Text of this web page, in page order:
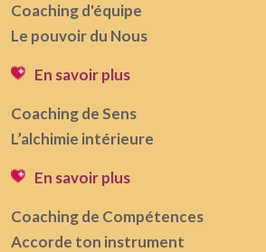
Coaching d'équipe
Le pouvoir du Nous
En savoir plus
Coaching de Sens
L’alchimie intérieure
En savoir plus
Coaching de Compétences
Accorde ton instrument